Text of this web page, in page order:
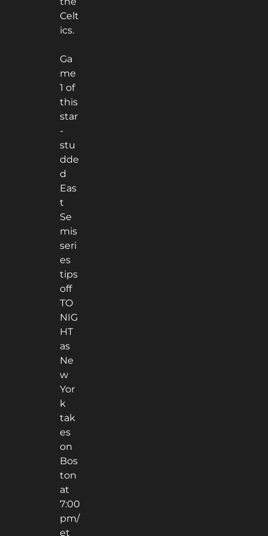
Celt
ics.
Ga
me
1 of
this
star
-
stu
dde
d
Eas
t
Se
mis
seri
es
tips
off
TO
NIG
HT
as
Ne
w
Yor
k
tak
es
on
Bos
ton
at
7:00
pm/
et